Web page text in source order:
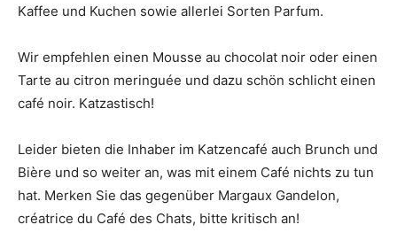
Kaffee und Kuchen sowie allerlei Sorten Parfum.
Wir empfehlen einen Mousse au chocolat noir oder einen
Tarte au citron meringuée und dazu schön schlicht einen
café noir. Katzastisch!
Leider bieten die Inhaber im Katzencafé auch Brunch und
Bière und so weiter an, was mit einem Café nichts zu tun
hat. Merken Sie das gegenüber Margaux Gandelon,
créatrice du Café des Chats, bitte kritisch an!